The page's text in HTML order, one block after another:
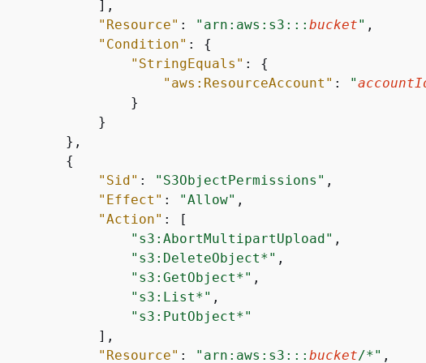
            ],
"Resource" : "arn:aws:s3::: bucket" ,
"Condition" : {
"StringEquals" : {
"aws:ResourceAccount" : "
                }
            }
        },
{
"Sid" : "S3ObjectPermissions" ,
"Effect" : "Allow" ,
"Action" : [
"s3:AbortMultipartUpload" ,
"s3:DeleteObject*" ,
"s3:GetObject*" ,
"s3:List*" ,
"s3:PutObject*"
            ],
"Resource" : "arn:aws:s3::: bucket/*" ,